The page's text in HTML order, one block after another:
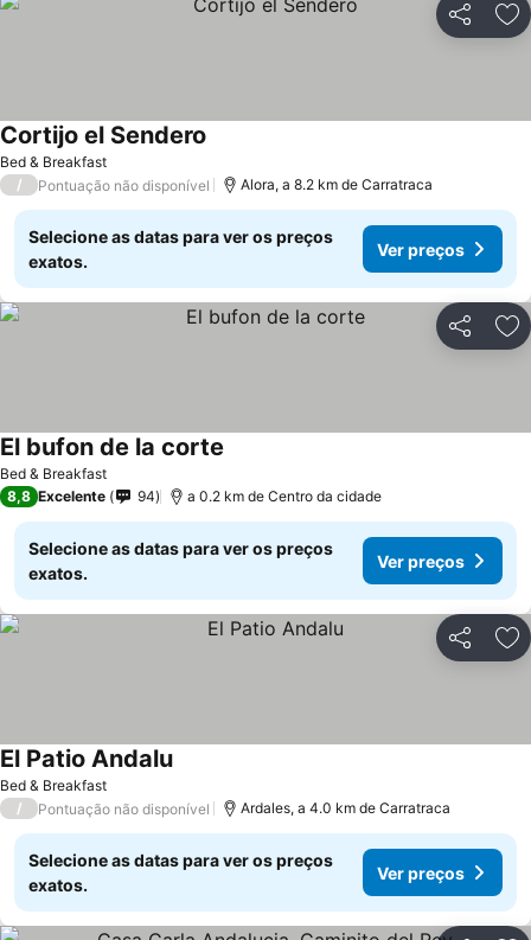
Partilhar
Bed & Breakfast
Cortijo el Sendero
/ Pontuação não disponível Alora, a 8.2 km de Carratraca
Selecione as datas para ver os preços
exatos.
Ver preços
Partilhar
Bed & Breakfast
El bufon de la corte
8,8 Excelente 94 a 0.2 km de Centro da cidade
Selecione as datas para ver os preços
exatos.
Ver preços
Partilhar
Bed & Breakfast
El Patio Andalu
/ Pontuação não disponível Ardales, a 4.0 km de Carratraca
Selecione as datas para ver os preços
exatos.
Ver preços